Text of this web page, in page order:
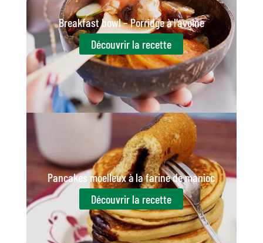
Breakfast bowl – Porridge à l’avoine
Découvrir la recette
Pancakes moelleux à la farine de manioc
Découvrir la recette